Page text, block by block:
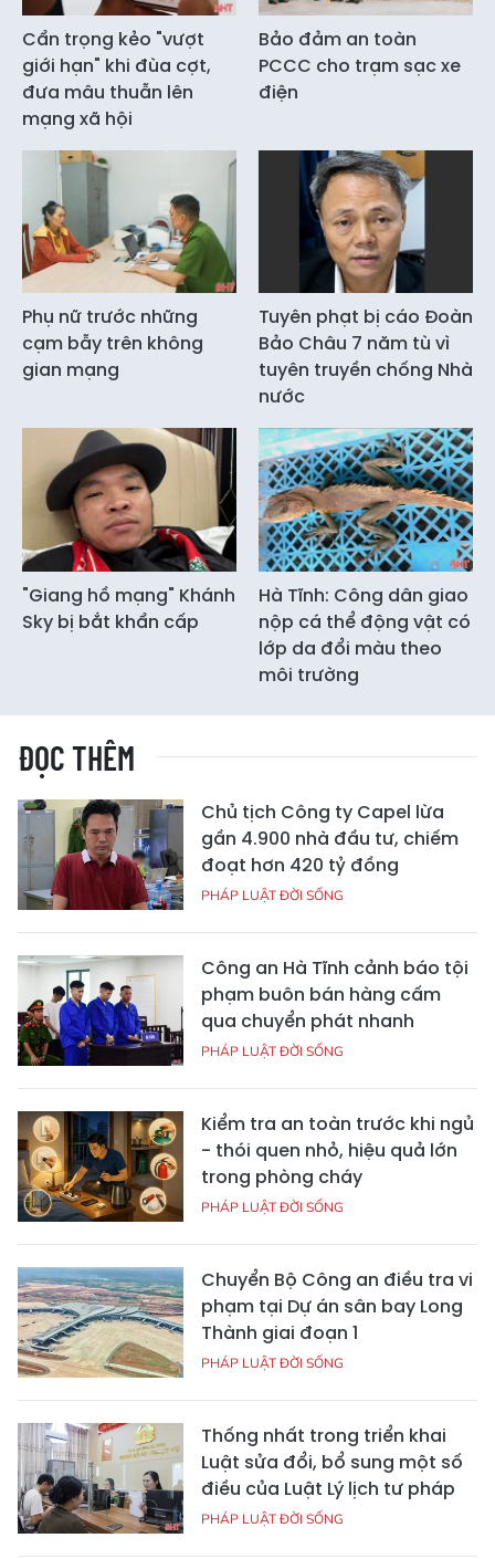
Cẩn trọng kẻo "vượt
giới hạn" khi đùa cợt,
đưa mâu thuẫn lên
mạng xã hội
Bảo đảm an toàn
PCCC cho trạm sạc xe
điện
Phụ nữ trước những
cạm bẫy trên không
gian mạng
Tuyên phạt bị cáo Đoàn
Bảo Châu 7 năm tù vì
tuyên truyền chống Nhà
nước
"Giang hồ mạng" Khánh
Sky bị bắt khẩn cấp
Hà Tĩnh: Công dân giao
nộp cá thể động vật có
lớp da đổi màu theo
môi trường
ĐỌC THÊM
Chủ tịch Công ty Capel lừa
gần 4.900 nhà đầu tư, chiếm
đoạt hơn 420 tỷ đồng
PHÁP LUẬT ĐỜI SỐNG
Công an Hà Tĩnh cảnh báo tội
phạm buôn bán hàng cấm
qua chuyển phát nhanh
PHÁP LUẬT ĐỜI SỐNG
Kiểm tra an toàn trước khi ngủ
- thói quen nhỏ, hiệu quả lớn
trong phòng cháy
PHÁP LUẬT ĐỜI SỐNG
Chuyển Bộ Công an điều tra vi
phạm tại Dự án sân bay Long
Thành giai đoạn 1
PHÁP LUẬT ĐỜI SỐNG
Thống nhất trong triển khai
Luật sửa đổi, bổ sung một số
điều của Luật Lý lịch tư pháp
PHÁP LUẬT ĐỜI SỐNG